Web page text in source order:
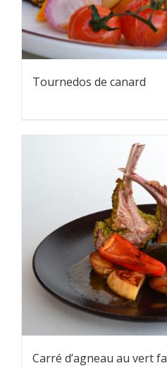
Tournedos de canard
Carré d’agneau au vert